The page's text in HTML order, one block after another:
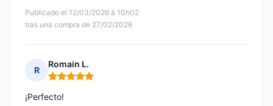
Publicado el 12/03/2026 à 10h02
tras una compra de 27/02/2026
R
Romain L.
Nota: 5 de 5
¡Perfecto!